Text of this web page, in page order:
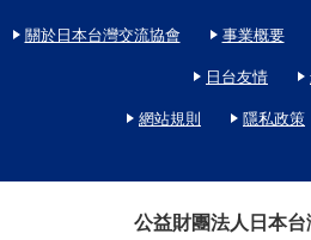
關於日本台灣交流協會 事業概要
日台友情
網站規則 隱私政策
公益財團法人日本